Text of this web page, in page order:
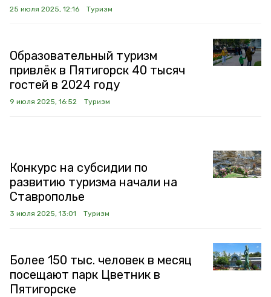
25 июля 2025, 12:16 Туризм
Образовательный туризм
привлёк в Пятигорск 40 тысяч
гостей в 2024 году
9 июля 2025, 16:52 Туризм
Конкурс на субсидии по
развитию туризма начали на
Ставрополье
3 июля 2025, 13:01 Туризм
Более 150 тыс. человек в месяц
посещают парк Цветник в
Пятигорске